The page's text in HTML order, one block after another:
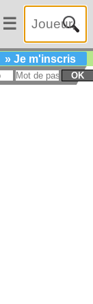
☰
» Je m'inscris
OK